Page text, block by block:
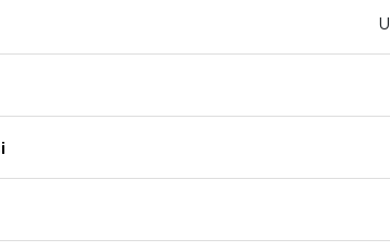
...
umjetnosti, Ra...